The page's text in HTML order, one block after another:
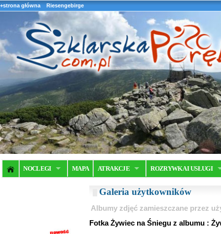
+strona główna Riesengebirge
NOCLEGI MAPA ATRAKCJE ROZRYWKA I USŁUGI
Galeria użytkowników
Albumy zdjęć zamieszczane przez
Fotka Żywiec na Śniegu z albumu :